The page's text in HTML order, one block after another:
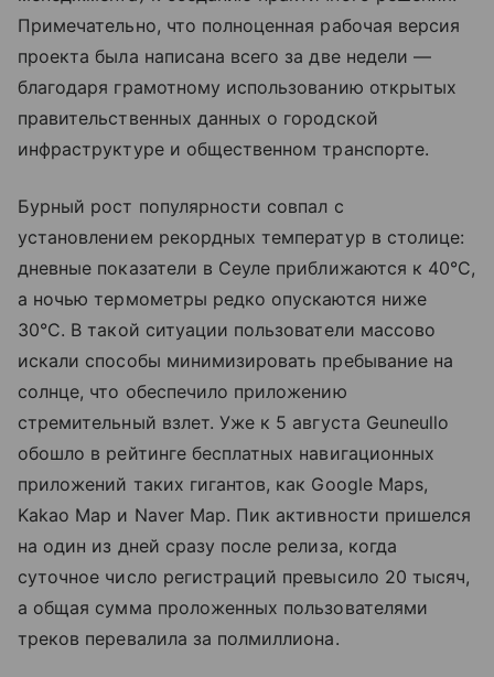
Примечательно, что полноценная рабочая версия
проекта была написана всего за две недели —
благодаря грамотному использованию открытых
правительственных данных о городской
инфраструктуре и общественном транспорте.
Бурный рост популярности совпал с
установлением рекордных температур в столице:
дневные показатели в Сеуле приближаются к 40°C,
а ночью термометры редко опускаются ниже
30°C. В такой ситуации пользователи массово
искали способы минимизировать пребывание на
солнце, что обеспечило приложению
стремительный взлет. Уже к 5 августа Geuneullo
обошло в рейтинге бесплатных навигационных
приложений таких гигантов, как Google Maps,
Kakao Map и Naver Map. Пик активности пришелся
на один из дней сразу после релиза, когда
суточное число регистраций превысило 20 тысяч,
а общая сумма проложенных пользователями
треков перевалила за полмиллиона.